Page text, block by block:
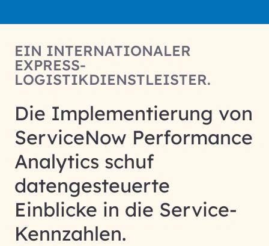
EIN INTERNATIONALER
EXPRESS-
LOGISTIKDIENSTLEISTER.
Die Implementierung von
ServiceNow Performance
Analytics schuf
datengesteuerte
Einblicke in die Service-
Kennzahlen.